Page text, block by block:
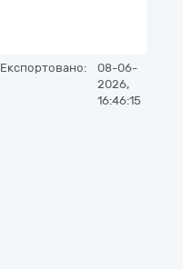
Експортовано:
08-06-
2026,
16:46:15